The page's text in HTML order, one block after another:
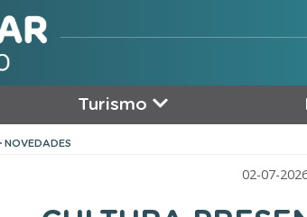
Turismo
NOVEDADES
02-07-